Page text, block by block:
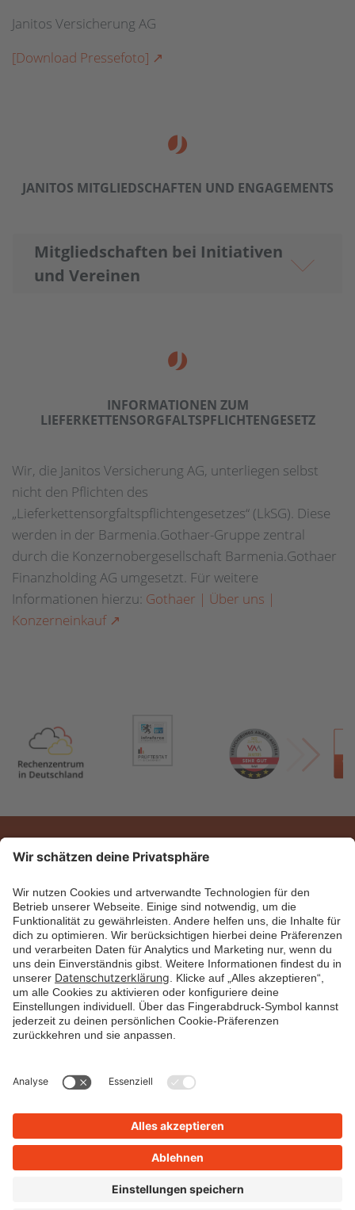
Janitos Versicherung AG
[Download Pressefoto]
JANITOS MITGLIED­SCHAFTEN UND ENGAGEMENTS
Mitglied­schaften bei Initiativen
und Vereinen
INFORMATIONEN ZUM
LIEFERKETTENSORGFALTSPFLICHTENGESETZ
Wir, die Janitos Versicherung AG, unterliegen selbst
nicht den Pflichten des
„Lieferkettensorgfaltspflichtengesetzes“ (LkSG). Diese
werden in der Barmenia.Gothaer-Gruppe zentral
durch die Konzernobergesellschaft Barmenia.Gothaer
Finanzholding AG umgesetzt. Für weitere
Informationen hierzu: Gothaer | Über uns |
Konzerneinkauf
Janitos Versicherung AG
Postfach 10 41 69
69031 Heidelberg
+43 800 700 177
versicherung@janitos.de
IMPRESSUM|DATENSCHUTZ